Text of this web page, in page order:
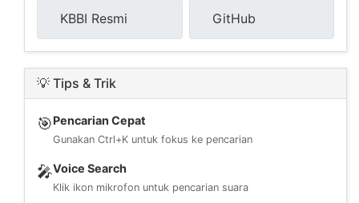
KBBI Resmi GitHub
💡 Tips & Trik
🎯Pencarian Cepat
Gunakan Ctrl+K untuk fokus ke pencarian
🎤Voice Search
Klik ikon mikrofon untuk pencarian suara